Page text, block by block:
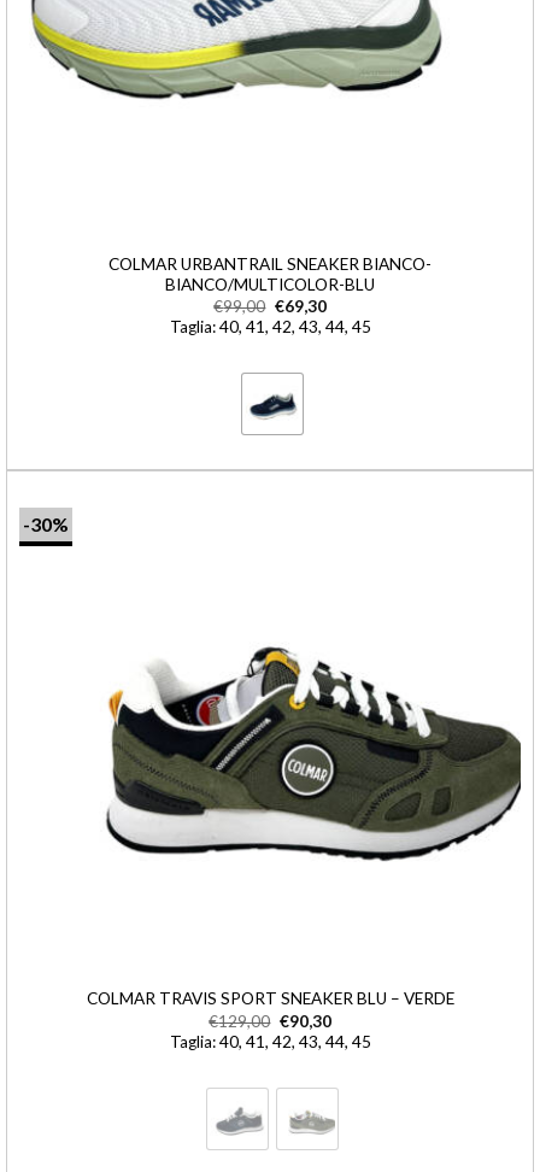
COLMAR URBANTRAIL SNEAKER BIANCO-
BIANCO/MULTICOLOR-BLU
€99,00 €69,30
Taglia: 40, 41, 42, 43, 44, 45
-30%
COLMAR TRAVIS SPORT SNEAKER BLU – VERDE
€129,00 €90,30
Taglia: 40, 41, 42, 43, 44, 45